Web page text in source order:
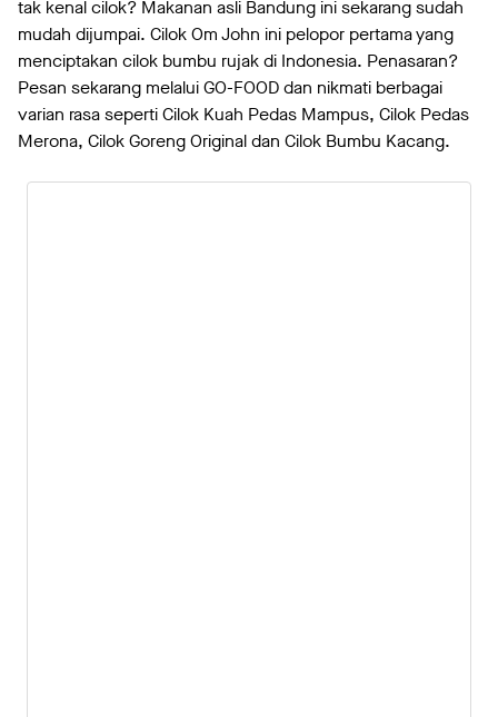
tak kenal cilok? Makanan asli Bandung ini sekarang sudah
mudah dijumpai. Cilok Om John ini pelopor pertama yang
menciptakan cilok bumbu rujak di Indonesia. Penasaran?
Pesan sekarang melalui GO-FOOD dan nikmati berbagai
varian rasa seperti Cilok Kuah Pedas Mampus, Cilok Pedas
Merona, Cilok Goreng Original dan Cilok Bumbu Kacang.